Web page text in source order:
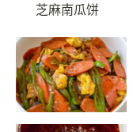
芝麻南瓜饼